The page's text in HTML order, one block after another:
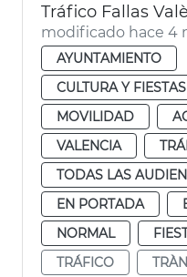
Tráfico Fallas
modificado hace 4
AYUNTAMIENTO
CULTURA Y
MOVILIDAD
VALENCIA
TODAS LAS
EN PORTADA
NORMAL
TRÁFICO